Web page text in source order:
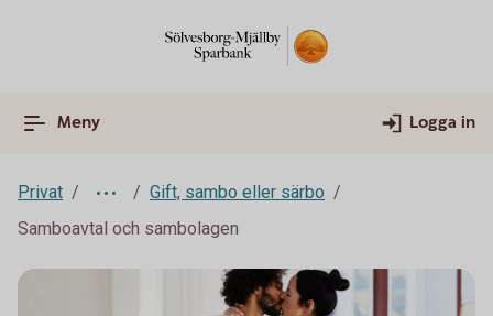
Meny Logga in
Privat
Gift, sambo eller särbo
Samboavtal och sambolagen